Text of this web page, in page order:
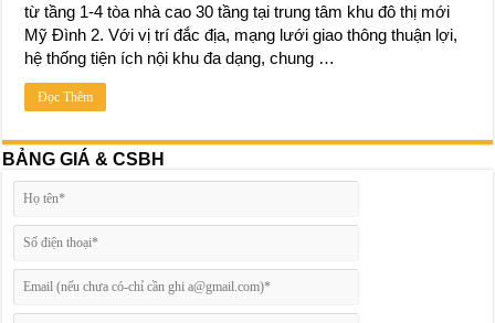
từ tầng 1-4 tòa nhà cao 30 tầng tại trung tâm khu đô thị mới
Mỹ Đình 2. Với vị trí đắc địa, mạng lưới giao thông thuận lợi,
hệ thống tiện ích nội khu đa dạng, chung …
Đọc Thêm
BẢNG GIÁ & CSBH